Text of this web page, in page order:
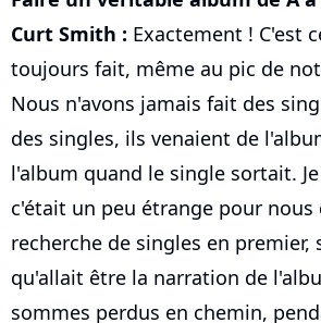
Curt Smith : Exactement ! C'est
toujours fait, même au pic de
Nous n'avons jamais fait des
des singles, ils venaient de
l'album quand le single sortait.
c'était un peu étrange pour nous
recherche de singles en premier,
qu'allait être la narration de
sommes perdus en chemin,